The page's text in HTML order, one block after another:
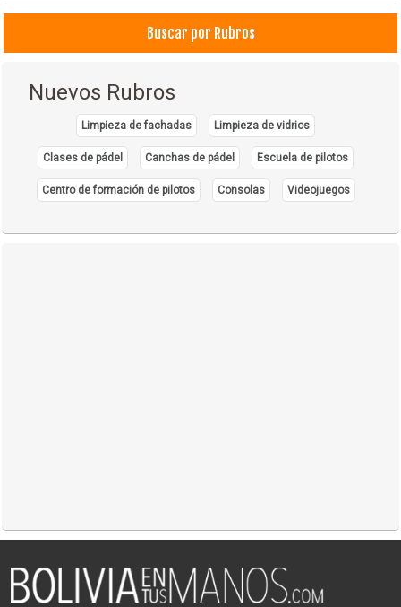
Buscar por Rubros
Nuevos Rubros
Limpieza de fachadas Limpieza de vidrios
Clases de pádel Canchas de pádel Escuela de pilotos
Centro de formación de pilotos Consolas Videojuegos